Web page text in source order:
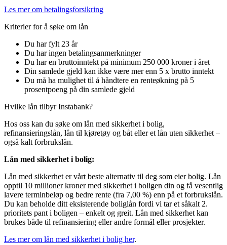
Les mer om betalingsforsikring
Kriterier for å søke om lån
Du har fylt 23 år
Du har ingen betalingsanmerkninger
Du har en bruttoinntekt på minimum 250 000 kroner i året
Din samlede gjeld kan ikke være mer enn 5 x brutto inntekt
Du må ha mulighet til å håndtere en renteøkning på 5
prosentpoeng på din samlede gjeld
Hvilke lån tilbyr Instabank?
Hos oss kan du søke om lån med sikkerhet i bolig,
refinansieringslån, lån til kjøretøy og båt eller et lån uten sikkerhet –
også kalt forbrukslån.
Lån med sikkerhet i bolig:
Lån med sikkerhet er vårt beste alternativ til deg som eier bolig. Lån
opptil 10 millioner kroner med sikkerhet i boligen din og få vesentlig
lavere terminbeløp og bedre rente (fra 7,00 %) enn på et forbrukslån.
Du kan beholde ditt eksisterende boliglån fordi vi tar et såkalt 2.
prioritets pant i boligen – enkelt og greit. Lån med sikkerhet kan
brukes både til refinansiering eller andre formål eller prosjekter.
Les mer om lån med sikkerhet i bolig her.